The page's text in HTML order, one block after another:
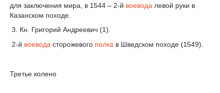
для заключения мира, в 1544 – 2-й воевода левой руки в
Казанском походе.
3. Кн. Григорий Андреевич (1).
2-й воевода сторожевого полка в Шведском походе (1549).
Третье колено